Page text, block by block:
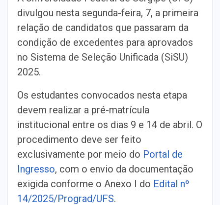
divulgou nesta segunda-feira, 7, a primeira
relação de candidatos que passaram da
condição de excedentes para aprovados
no Sistema de Seleção Unificada (SiSU)
2025.
Os estudantes convocados nesta etapa
devem realizar a pré-matrícula
institucional entre os dias 9 e 14 de abril. O
procedimento deve ser feito
exclusivamente por meio do Portal de
Ingresso, com o envio da documentação
exigida conforme o Anexo I do Edital nº
14/2025/Prograd/UFS.